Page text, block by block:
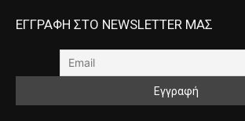
ΕΓΓΡΑΦΗ ΣΤΟ NEWSLETTER ΜΑΣ